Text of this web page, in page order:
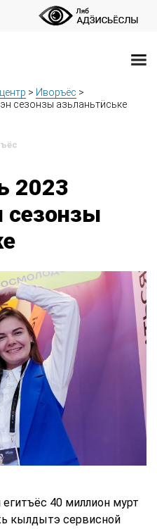
> Иворъёс >
сезонзы азьланьтӥське
2023
сезонзы
40 миллион мурт
кылдытэ сервисной